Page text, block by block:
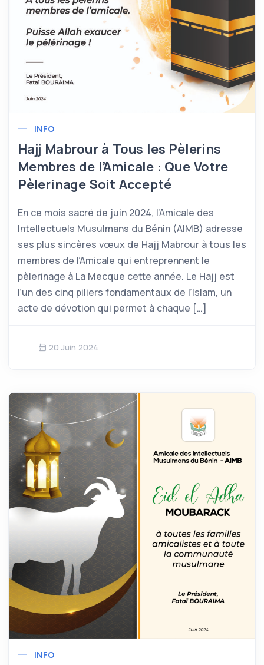
INFO
Hajj Mabrour à Tous les Pèlerins
Membres de l’Amicale : Que Votre
Pèlerinage Soit Accepté
En ce mois sacré de juin 2024, l’Amicale des
Intellectuels Musulmans du Bénin (AIMB) adresse
ses plus sincères vœux de Hajj Mabrour à tous les
membres de l’Amicale qui entreprennent le
pèlerinage à La Mecque cette année. Le Hajj est
l’un des cinq piliers fondamentaux de l’Islam, un
acte de dévotion qui permet à chaque […]
20 Juin 2024
INFO